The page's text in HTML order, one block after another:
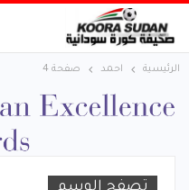
الرئيسية احمد صفحة 4